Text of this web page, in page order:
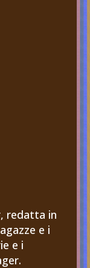
redatta in
e i
e i